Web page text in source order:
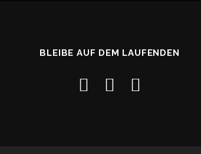
BLEIBE AUF DEM LAUFENDEN